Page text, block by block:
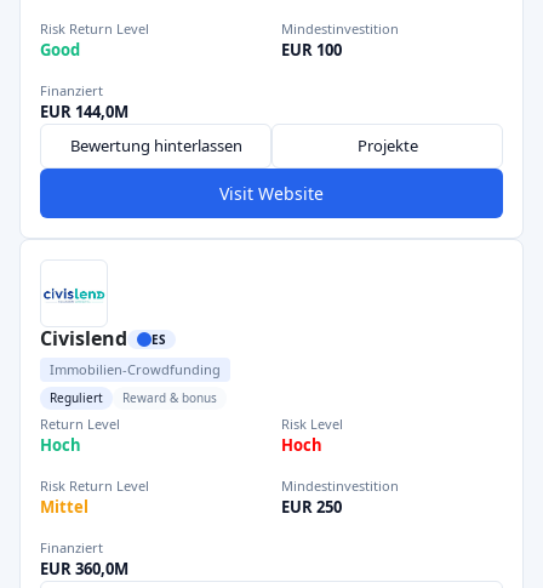
Risk Return Level
Good
Mindestinvestition
EUR 100
Finanziert
EUR 144,0M
Bewertung hinterlassen
Projekte
Visit Website
Civislend ES
Immobilien-Crowdfunding
Reguliert Reward & bonus
Return Level
Hoch
Risk Level
Hoch
Risk Return Level
Mittel
Mindestinvestition
EUR 250
Finanziert
EUR 360,0M